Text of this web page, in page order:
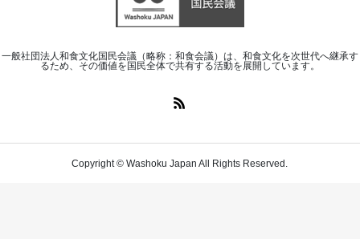
一般社団法人和食文化国民会議（略称：和食会議）は、和食文化を次世代へ継承す
るため、その価値を国民全体で共有する活動を展開しています。
Copyright © Washoku Japan All Rights Reserved.